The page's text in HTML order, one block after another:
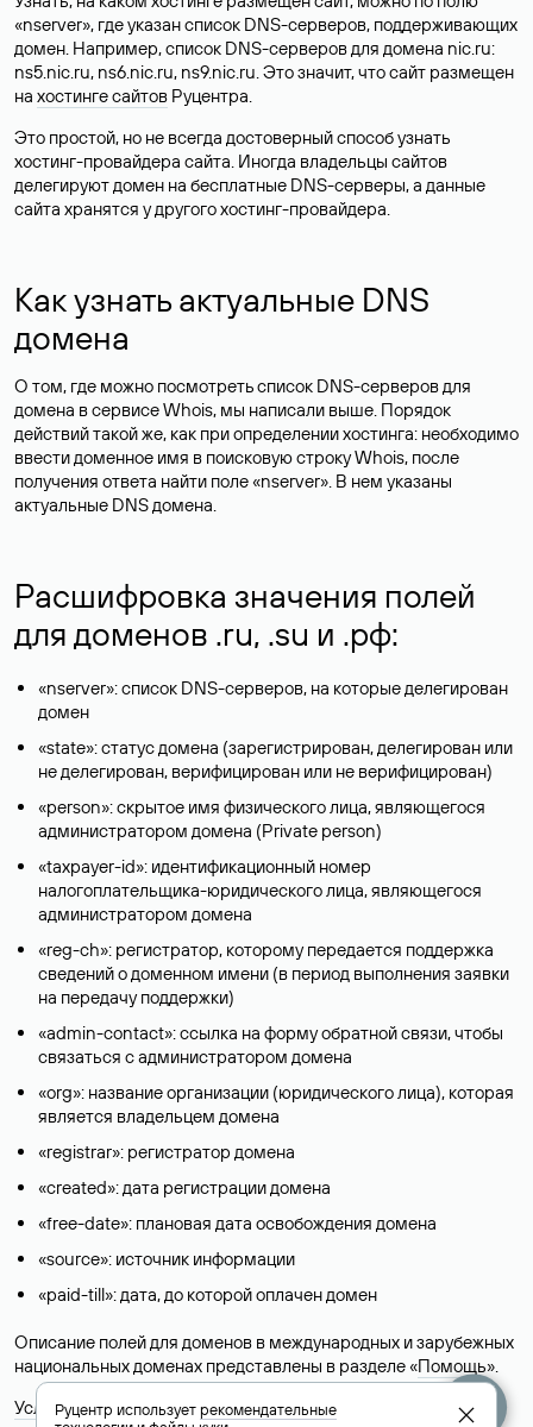
«nserver», где указан список DNS-серверов, поддерживающих
домен. Например, список DNS-серверов для домена nic.ru:
ns5.nic.ru, ns6.nic.ru, ns9.nic.ru. Это значит, что сайт размещен
на хостинге сайтов Руцентра.
Это простой, но не всегда достоверный способ узнать
хостинг-провайдера сайта. Иногда владельцы сайтов
делегируют домен на бесплатные DNS-серверы, а данные
сайта хранятся у другого хостинг-провайдера.
Как узнать актуальные DNS
домена
О том, где можно посмотреть список DNS-серверов для
домена в сервисе Whois, мы написали выше. Порядок
действий такой же, как при определении хостинга: необходимо
ввести доменное имя в поисковую строку Whois, после
получения ответа найти поле «nserver». В нем указаны
актуальные DNS домена.
Расшифровка значения полей
для доменов .ru, .su и .рф:
«nserver»: список DNS-серверов, на которые делегирован
домен
«state»: статус домена (зарегистрирован, делегирован или
не делегирован, верифицирован или не верифицирован)
«person»: скрытое имя физического лица, являющегося
администратором домена (Privatе person)
«taxpayer-id»: идентификационный номер
налогоплательщика-юридического лица, являющегося
администратором домена
«reg-ch»: регистратор, которому передается поддержка
сведений о доменном имени (в период выполнения заявки
на передачу поддержки)
«admin-contact»: ссылка на форму обратной связи, чтобы
связаться с администратором домена
«org»: название организации (юридического лица), которая
является владельцем домена
«registrar»: регистратор домена
«created»: дата регистрации домена
«free-date»: плановая дата освобождения домена
«source»: источник информации
«paid-till»: дата, до которой оплачен домен
Описание полей для доменов в международных и зарубежных
национальных доменах представлены в разделе «Помощь».
Условия использования Whois-сервиса
Руцентр используетрекомендательные